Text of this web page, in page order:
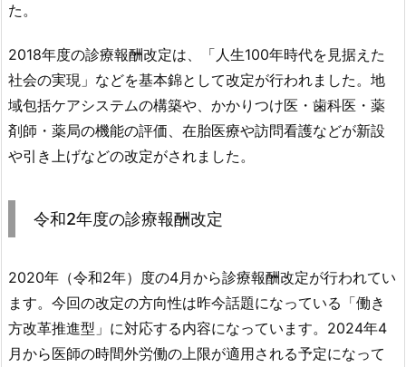
た。
2018年度の診療報酬改定は、「人生100年時代を見据えた
社会の実現」などを基本錦として改定が行われました。地
域包括ケアシステムの構築や、かかりつけ医・歯科医・薬
剤師・薬局の機能の評価、在胎医療や訪問看護などが新設
や引き上げなどの改定がされました。
令和2年度の診療報酬改定
2020年（令和2年）度の4月から診療報酬改定が行われてい
ます。今回の改定の方向性は昨今話題になっている「働き
方改革推進型」に対応する内容になっています。2024年4
月から医師の時間外労働の上限が適用される予定になって